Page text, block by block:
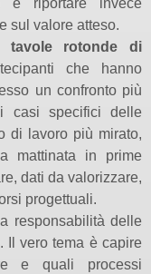
e riportare invece
sul valore atteso.
tavole rotonde di
che hanno
un confronto più
casi specifici delle
di lavoro più mirato,
mattinata in prime
dati da valorizzare,
progettuali.
responsabilità delle
Il vero tema è capire
e quali processi